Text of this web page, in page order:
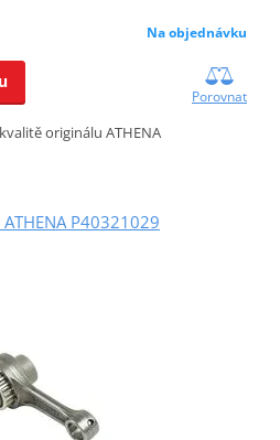
Na objednávku
Porovnat
originálu ATHENA
P40321029